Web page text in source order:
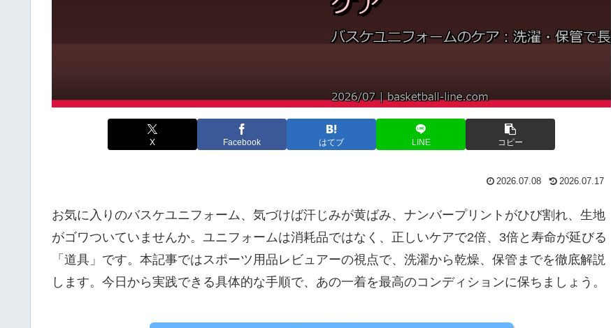
X Facebook はてブ LINE コピー
2026.07.08 2026.07.17
お気に入りのバスケユニフォーム、気づけば汗じみが黄ばみ、ナンバープリントがひび割れ、生地
がゴワついていませんか。ユニフォームは消耗品ではなく、正しいケアで2倍、3倍と寿命が延びる
「道具」です。本記事ではスポーツ用品レビュアーの視点で、洗濯から乾燥、保管までを徹底解説
します。今日から実践できる具体的な手順で、あの一着を最高のコンディションに保ちましょう。